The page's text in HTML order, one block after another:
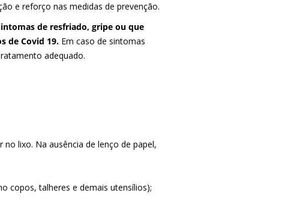
e reforço nas medidas de prevenção.
de resfriado, gripe ou que
de Covid 19. Em caso de sintomas
adequado.
lixo. Na ausência de lenço de papel,
copos, talheres e demais utensílios);